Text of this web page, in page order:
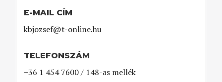
E-MAIL CÍM
kbjozsef@t-online.hu
TELEFONSZÁM
+36 1 454 7600 / 148-as mellék